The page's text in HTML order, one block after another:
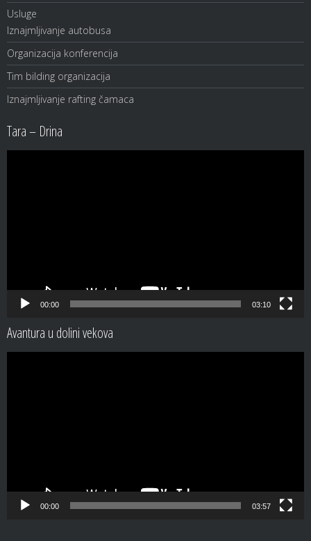
Usluge
Iznajmljivanje autobusa
Organizacija konferencija
Tim bilding organizacija
Iznajmljivanje rafting čamaca
Tara – Drina
00:00 03:10
Avantura u dolini vekova
00:00 03:57